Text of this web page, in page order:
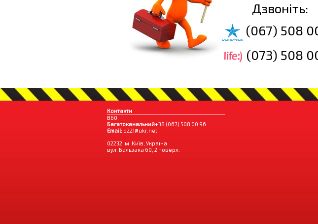
Дзвоніть:
(067) 508
(073) 508
Контакти
B60
Багатоканальний+38 (067) 508 00 96
Email: b221@ukr.net
02232, м. Київ, Україна
вул. Бальзака 60, 2 поверх.